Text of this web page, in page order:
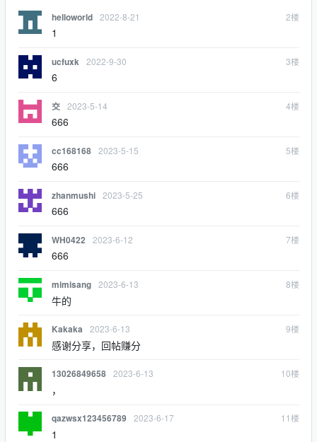
helloworld 2022-8-21 2楼
1
ucfuxk 2022-9-30 3楼
6
交 2023-5-14 4楼
666
cc168168 2023-5-15 5楼
666
zhanmushi 2023-5-25 6楼
666
WH0422 2023-6-12 7楼
666
mimisang 2023-6-13 8楼
牛的
Kakaka 2023-6-13 9楼
感谢分享，回帖赚分
13026849658 2023-6-13 10楼
，
qazwsx123456789 2023-6-17 11楼
1